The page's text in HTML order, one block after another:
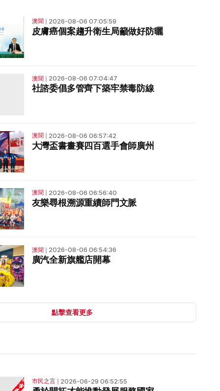
澳聞 ❘ 2026-08-06 07:05:59
皮膚癌個案趨升衛生局籲做好防曬
澳聞❘ 2026-08-06 07:04:47
社諮委倡多管齊下築牢禁毒防線
澳聞 ❘ 2026-08-06 06:57:42
大灣盃書畫賽四百選手會師廣州
澳聞 ❘ 2026-08-06 06:56:40
友樂尋根溯源重續師門文脈
澳聞 ❘ 2026-08-06 06:54:36
廣汽全新旗艦店開幕
點擊查看更多
市民之言❘ 2026-06-29 06:52:55